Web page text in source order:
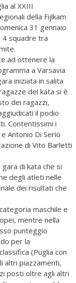
al XXIII
della Fijlkam
31 gennaio.
4 squadre tra
ad ottenere la
a Varsavia
iniziata in salita
del kata si è
dei ragazzi,
il podio
Contentissimi i
Antonio Di Serio
di Vito Barletti
di kata che si
degli atleti nelle
dei risultati che
maschile e
mentre nella
punteggio
per la
(Puglia con
altri piazzamenti,
posti oltre agli altri